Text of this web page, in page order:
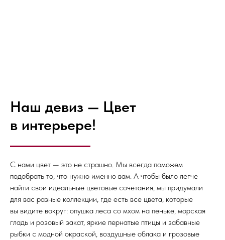
Наш девиз — Цвет
в интерьере!
С нами цвет — это не страшно. Мы всегда поможем
подобрать то, что нужно именно вам. А чтобы было легче
найти свои идеальные цветовые сочетания, мы придумали
для вас разные коллекции, где есть все цвета, которые
вы видите вокруг: опушка леса со мхом на пеньке, морская
гладь и розовый закат, яркие пернатые птицы и забавные
рыбки с модной окраской, воздушные облака и грозовые